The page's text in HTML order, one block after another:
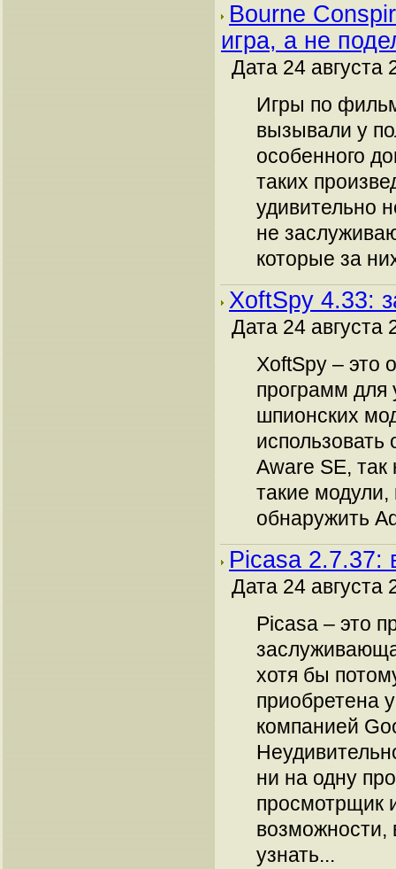
Bourne
игра, а не
Дата 24 августа
Игры по
вызывали у
особенного
таких
удивительно
не
которые за
XoftSpy 4.33:
Дата 24 августа
XoftSpy – это
программ для
шпионских
Aware SE, так
такие
обнаружить
Picasa 2.7.37:
Дата 24 августа
Picasa – это
хотя бы
приобретена
компанией
ни на одну
просмотрщик
возможности,
узнать...